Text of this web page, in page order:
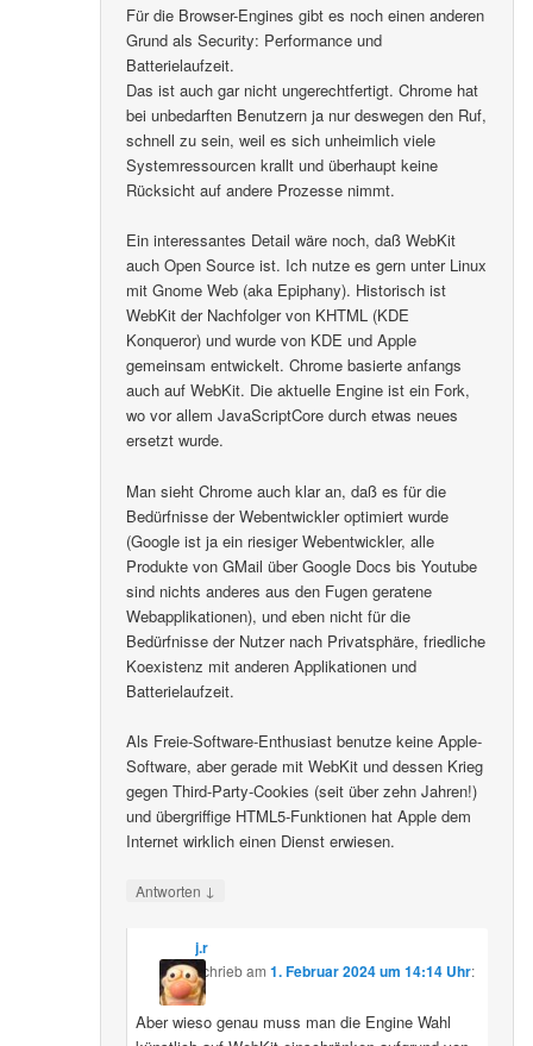
Für die Browser-Engines gibt es noch einen anderen
Grund als Security: Performance und
Batterielaufzeit.
Das ist auch gar nicht ungerechtfertigt. Chrome hat
bei unbedarften Benutzern ja nur deswegen den Ruf,
schnell zu sein, weil es sich unheimlich viele
Systemressourcen krallt und überhaupt keine
Rücksicht auf andere Prozesse nimmt.
Ein interessantes Detail wäre noch, daß WebKit
auch Open Source ist. Ich nutze es gern unter Linux
mit Gnome Web (aka Epiphany). Historisch ist
WebKit der Nachfolger von KHTML (KDE
Konqueror) und wurde von KDE und Apple
gemeinsam entwickelt. Chrome basierte anfangs
auch auf WebKit. Die aktuelle Engine ist ein Fork,
wo vor allem JavaScriptCore durch etwas neues
ersetzt wurde.
Man sieht Chrome auch klar an, daß es für die
Bedürfnisse der Webentwickler optimiert wurde
(Google ist ja ein riesiger Webentwickler, alle
Produkte von GMail über Google Docs bis Youtube
sind nichts anderes aus den Fugen geratene
Webapplikationen), und eben nicht für die
Bedürfnisse der Nutzer nach Privatsphäre, friedliche
Koexistenz mit anderen Applikationen und
Batterielaufzeit.
Als Freie-Software-Enthusiast benutze keine Apple-
Software, aber gerade mit WebKit und dessen Krieg
gegen Third-Party-Cookies (seit über zehn Jahren!)
und übergriffige HTML5-Funktionen hat Apple dem
Internet wirklich einen Dienst erwiesen.
Antworten ↓
j.r
schriebam 1. Februar 2024 um 14:14 Uhr:
Aber wieso genau muss man die Engine Wahl